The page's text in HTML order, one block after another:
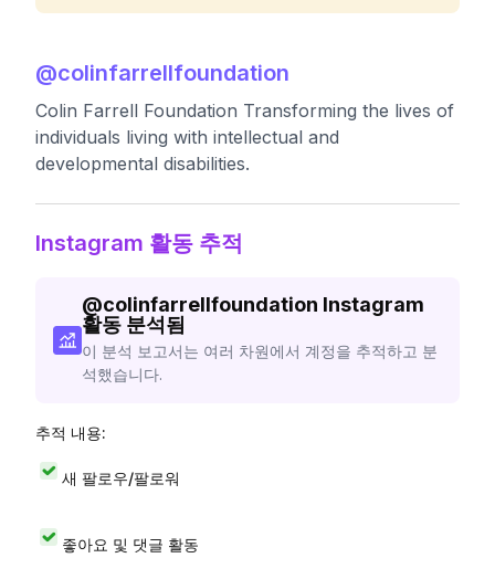
@colinfarrellfoundation
Colin Farrell Foundation Transforming the lives of
individuals living with intellectual and
developmental disabilities.
Instagram 활동 추적
@colinfarrellfoundation Instagram
활동 분석됨
이 분석 보고서는 여러 차원에서 계정을 추적하고 분
석했습니다.
추적 내용:
새 팔로우/팔로워
좋아요 및 댓글 활동